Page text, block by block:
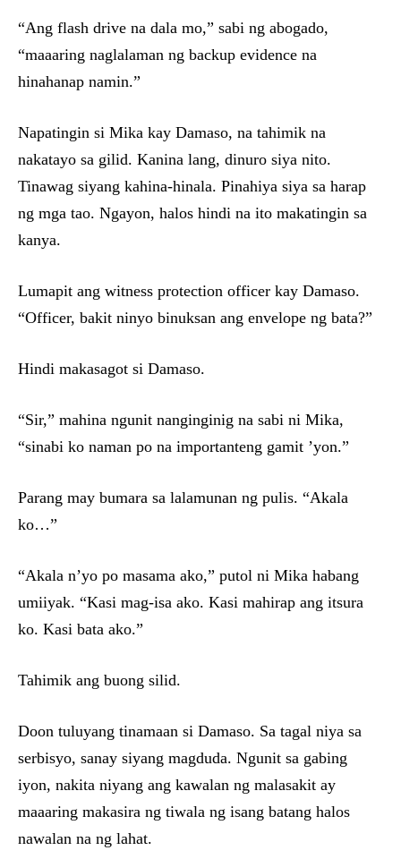
“Ang flash drive na dala mo,” sabi ng abogado,
“maaaring naglalaman ng backup evidence na
hinahanap namin.”
Napatingin si Mika kay Damaso, na tahimik na
nakatayo sa gilid. Kanina lang, dinuro siya nito.
Tinawag siyang kahina-hinala. Pinahiya siya sa harap
ng mga tao. Ngayon, halos hindi na ito makatingin sa
kanya.
Lumapit ang witness protection officer kay Damaso.
“Officer, bakit ninyo binuksan ang envelope ng bata?”
Hindi makasagot si Damaso.
“Sir,” mahina ngunit nanginginig na sabi ni Mika,
“sinabi ko naman po na importanteng gamit ’yon.”
Parang may bumara sa lalamunan ng pulis. “Akala
ko…”
“Akala n’yo po masama ako,” putol ni Mika habang
umiiyak. “Kasi mag-isa ako. Kasi mahirap ang itsura
ko. Kasi bata ako.”
Tahimik ang buong silid.
Doon tuluyang tinamaan si Damaso. Sa tagal niya sa
serbisyo, sanay siyang magduda. Ngunit sa gabing
iyon, nakita niyang ang kawalan ng malasakit ay
maaaring makasira ng tiwala ng isang batang halos
nawalan na ng lahat.